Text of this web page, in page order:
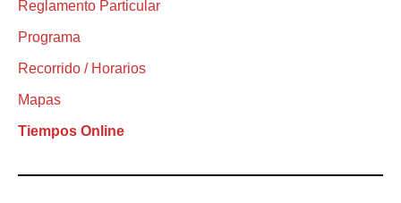
Reglamento Particular
Programa
Recorrido / Horarios
Mapas
Tiempos Online